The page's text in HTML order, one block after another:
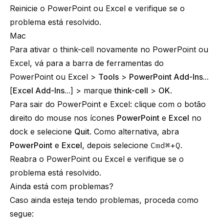
Reinicie o PowerPoint ou Excel e verifique se o
problema está resolvido.
Mac
Para ativar o think-cell novamente no PowerPoint ou
Excel, vá para a barra de ferramentas do
PowerPoint ou Excel > Tools > PowerPoint Add-Ins...
[Excel Add-Ins...] > marquethink-cell > OK.
Para sair do PowerPoint e Excel: clique com o botão
direito do mouse nos ícones PowerPoint e Excel no
dock e selecione Quit. Como alternativa, abra
PowerPoint e Excel, depois selecione Cmd⌘+Q.
Reabra o PowerPoint ou Excel e verifique se o
problema está resolvido.
Ainda está com problemas?
Caso ainda esteja tendo problemas, proceda como
segue: